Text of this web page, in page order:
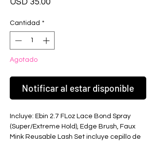
Cantidad *
Agotado
Notificar al estar disponible
Incluye: Ebin 2.7 FLoz Lace Bond Spray
(Super/Extreme Hold), Edge Brush, Faux
Mink Reusable Lash Set incluye cepillo de